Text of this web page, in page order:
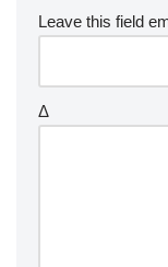
Leave this field
Δ